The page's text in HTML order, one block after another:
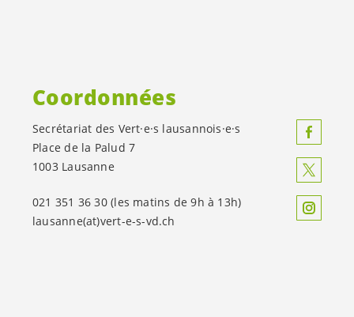
Coordonnées
Secrétariat des Vert·e·s lausannois·e·s
Place de la Palud 7
1003 Lausanne
021 351 36 30 (les matins de 9h à 13h)
lausanne(at)vert-e-s-vd.ch